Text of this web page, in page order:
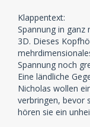
Klappentext:
Spannung in ganz
3D. Dieses
Spannung noch
Eine ländliche
Nicholas wollen
verbringen, bevor
hören sie ein